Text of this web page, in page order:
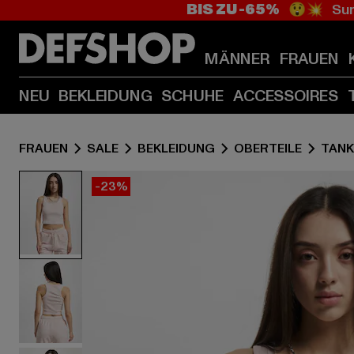
BIS ZU -65% 😲💥
MÄNNER FRAUEN
NEU BEKLEIDUNG SCHUHE ACCESSOIRES
FRAUEN SALE BEKLEIDUNG OBERTEILE
-23%